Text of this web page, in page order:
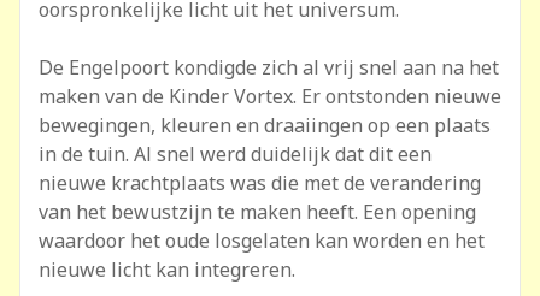
oorspronkelijke licht uit het universum.
De Engelpoort kondigde zich al vrij snel aan na het
maken van de Kinder Vortex. Er ontstonden nieuwe
bewegingen, kleuren en draaiingen op een plaats
in de tuin. Al snel werd duidelijk dat dit een
nieuwe krachtplaats was die met de verandering
van het bewustzijn te maken heeft. Een opening
waardoor het oude losgelaten kan worden en het
nieuwe licht kan integreren.